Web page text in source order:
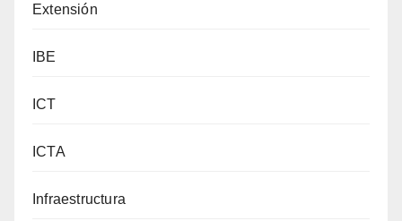
Extensión
IBE
ICT
ICTA
Infraestructura